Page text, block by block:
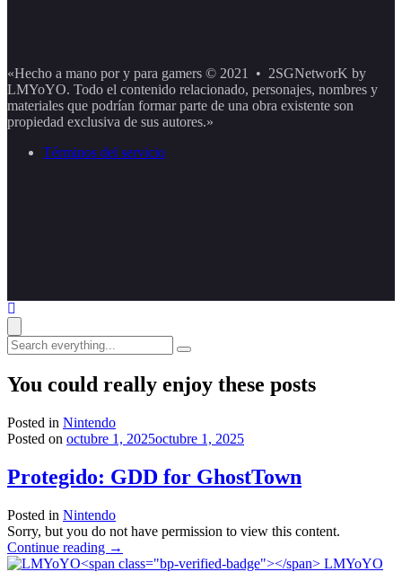
«Hecho a mano por y para gamers © 2021 • 2SGNetworK by
LMYoYO. Todo el contenido relacionado, personajes, nombres y
materiales que podrían formar parte de una obra existente son
propiedad exclusiva de sus autores.»
Términos del servicio
Search
everything...
You could really enjoy these posts
Posted in Nintendo
Posted on octubre 1, 2025octubre 1, 2025
Protegido: GDD for GhostTown
Posted in Nintendo
Sorry, but you do not have permission to view this content.
Continue reading "Protegido:
GDD
→
LMYoYO